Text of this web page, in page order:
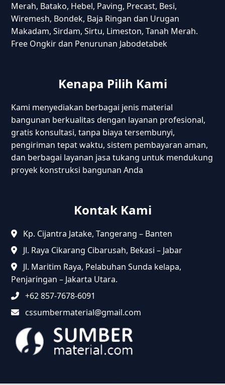
Merah, Batako, Hebel, Paving, Precast, Besi,
Wiremesh, Bondek, Baja Ringan dan Urugan
Makadam, Sirdam, Sirtu, Limeston, Tanah Merah.
Free Ongkir dan Penurunan Jabodetabek
Kenapa Pilih Kami
Kami menyediakan berbagai jenis material
bangunan berkualitas dengan layanan profesional,
gratis konsultasi, tanpa biaya tersembunyi,
pengiriman tepat waktu, sistem pembayaran aman,
dan berbagai layanan jasa tukang untuk mendukung
proyek konstruksi bangunan Anda
Kontak Kami
Kp. Cijantra Jatake, Tangerang – Banten
Jl. Raya Cikarang Cibarusah, Bekasi – Jabar
Jl. Maritim Raya, Pelabuhan Sunda kelapa,
Penjaringan – Jakarta Utara.
+62 857-7678-6091
cssumbermaterial@gmail.com